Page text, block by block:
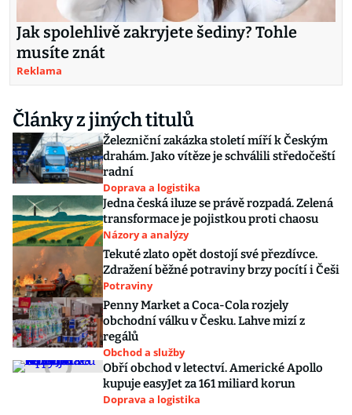
Jak spolehlivě zakryjete šediny? Tohle
musíte znát
Reklama
Články z jiných titulů
Železniční zakázka století míří k Českým
drahám. Jako vítěze je schválili středočeští
radní
Doprava a logistika
Jedna česká iluze se právě rozpadá. Zelená
transformace je pojistkou proti chaosu
Názory a analýzy
Tekuté zlato opět dostojí své přezdívce.
Zdražení běžné potraviny brzy pocítí i Češi
Potraviny
Penny Market a Coca-Cola rozjely
obchodní válku v Česku. Lahve mizí z
regálů
Obchod a služby
Obří obchod v letectví. Americké Apollo
kupuje easyJet za 161 miliard korun
Doprava a logistika